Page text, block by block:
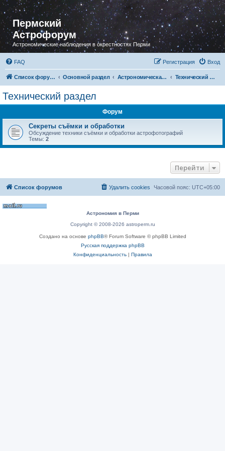
Пермский
Астрофорум
Астрономические наблюдения в окрестностях Перми
FAQ Вход
Регистрация
Список форумов Основной раздел Астрономическая фотография Технический раздел
Технический раздел
Форум
Секреты съёмки и обработки
Обсуждение техники съёмки и обработки астрофотографий
Темы: 2
Перейти
Список форумов Часовой пояс: UTC+05:00
Удалить cookies
Астрономия в Перми
Copyright © 2008-2026 astroperm.ru
Создано на основе phpBB® Forum Software © phpBB Limited
Русская поддержка phpBB
Конфиденциальность| Правила